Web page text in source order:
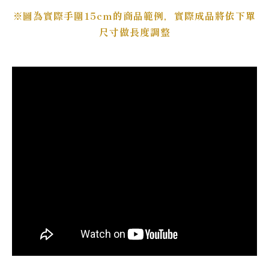
※圖為實際手圍15cm的商品範例，實際成品將依下單
尺寸做長度調整